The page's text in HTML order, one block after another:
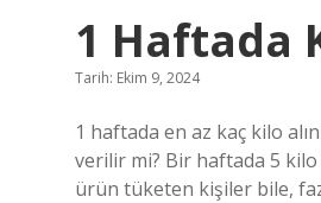
1 Haftada
Tarih: Ekim 9, 2024
1 haftada en az kaç kilo
verilir mi? Bir haftada 5
ürün tüketen kişiler bile,